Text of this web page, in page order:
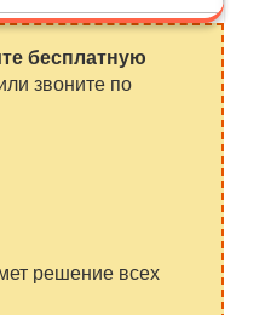
бесплатную
звоните по
решение всех